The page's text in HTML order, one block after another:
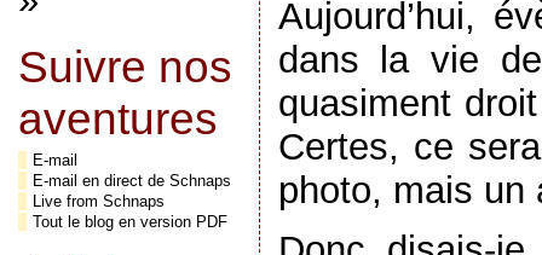
Suivre nos
aventures
E-mail
E-mail en direct de Schnaps
Live from Schnaps
Tout le blog en version PDF
Aujourd’hui,
dans la vie
quasiment
Certes, ce
photo, mais un